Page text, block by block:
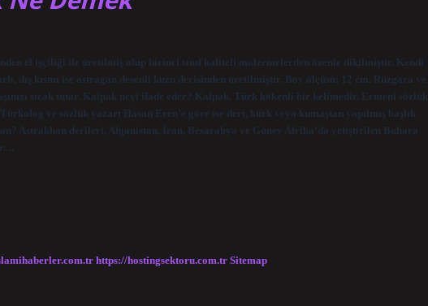
el işçiliği ile üretilmiş olup birinci sınıf kaliteli malzemelerden özenle dikilmiştir. Kendi
dış kısmı ise astragan desenli kuzu derisinden üretilmiştir. Boy ölçüsü: 12 cm. Rüzgara ve
sıcak tutar. Kalpak neyi ifade eder? Kalpak, Türk kökenli bir kelimedir. Ermeni sözlük
ve sözlük yazarı Hasan Eren’e göre ise deri, kürk veya kumaştan yapılmış başlık
Astrakhan derileri, Afganistan, İran, Besarabya ve Güney Afrika’da yetiştirilen Buhara
https://hostingsektoru.com.tr Sitemap